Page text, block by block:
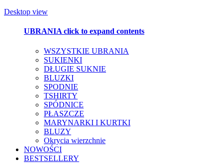
Desktop view
UBRANIAclick to expand contents
WSZYSTKIE UBRANIA
SUKIENKI
DŁUGIE SUKNIE
BLUZKI
SPODNIE
TSHIRTY
SPÓDNICE
PŁASZCZE
MARYNARKI I KURTKI
BLUZY
Okrycia wierzchnie
NOWOŚCI
BESTSELLERY